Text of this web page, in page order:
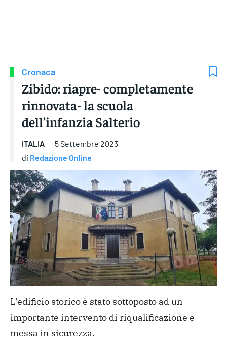
Cronaca
Zibido: riapre- completamente
rinnovata- la scuola
dell’infanzia Salterio
ITALIA
5 Settembre 2023
di Redazione Online
L’edificio storico è stato sottoposto ad un
importante intervento di riqualificazione e
messa in sicurezza.